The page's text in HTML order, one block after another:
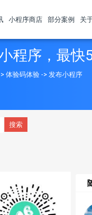
小程序商店 部分案例 关
程序，最快
体验码体验 -> 发布小程序